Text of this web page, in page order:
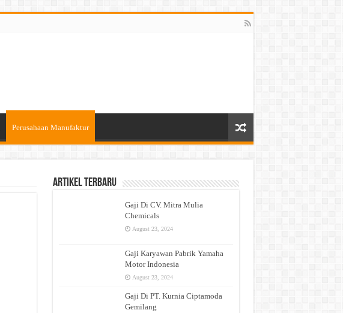
Perusahaan Manufaktur
Artikel Terbaru
Gaji Di CV. Mitra Mulia
Chemicals
August 23, 2024
Gaji Karyawan Pabrik Yamaha
Motor Indonesia
August 23, 2024
Gaji Di PT. Kurnia Ciptamoda
Gemilang